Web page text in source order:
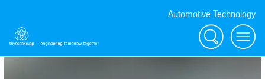
Automotive Technology
Suche
Menü